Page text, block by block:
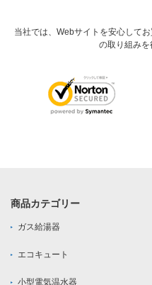
当社では、Webサイトを安心して
の取り組みを
商品カテゴリー
ガス給湯器
エコキュート
小型電気温水器